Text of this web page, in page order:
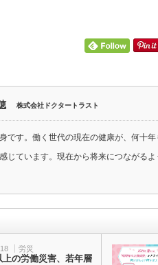
株式会社ドクタートラスト
です。働く世代の現在の健康が、何十
じています。現在から将来につながる
労災
上の労働災害、若年層